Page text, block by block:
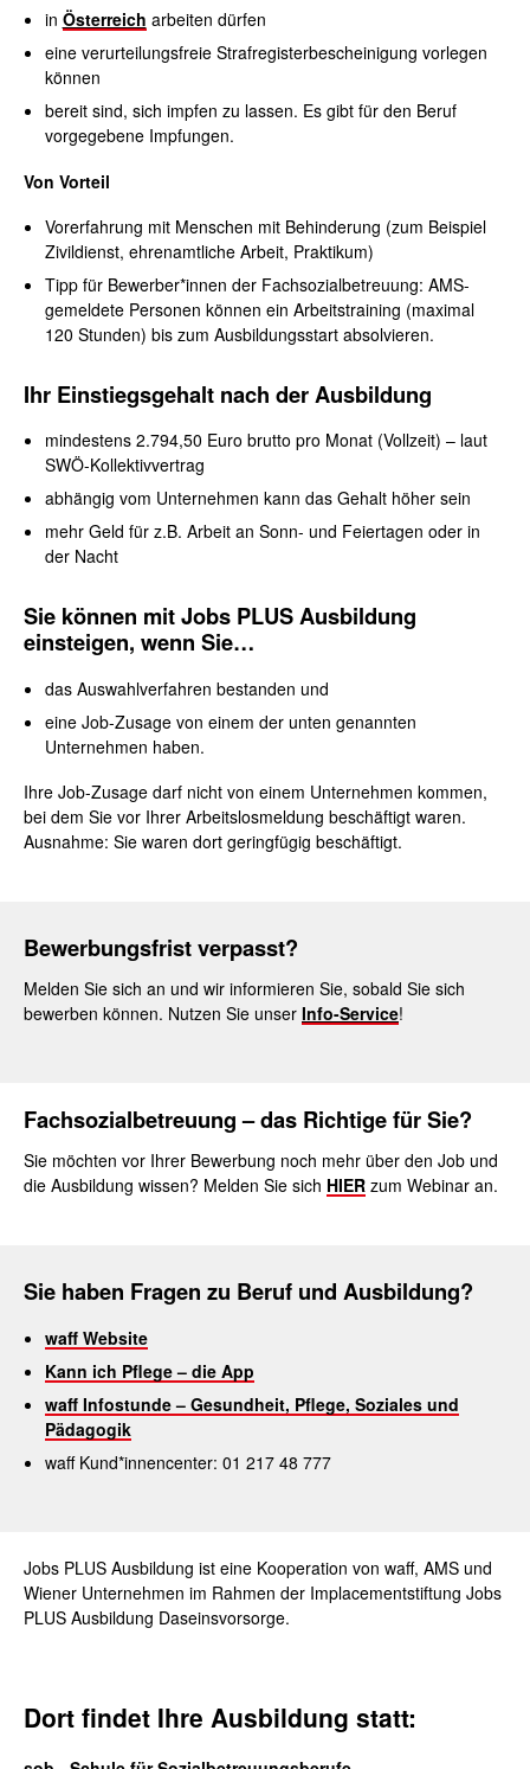
in Österreich arbeiten dürfen
eine verurteilungsfreie Strafregisterbescheinigung vorlegen
können
bereit sind, sich impfen zu lassen. Es gibt für den Beruf
vorgegebene Impfungen.
Von Vorteil
Vorerfahrung mit Menschen mit Behinderung (zum Beispiel
Zivildienst, ehrenamtliche Arbeit, Praktikum)
Tipp für Bewerber*innen der Fachsozialbetreuung: AMS-
gemeldete Personen können ein Arbeitstraining (maximal
120 Stunden) bis zum Ausbildungsstart absolvieren.
Ihr Einstiegsgehalt nach der Ausbildung
mindestens 2.794,50 Euro brutto pro Monat (Vollzeit) – laut
SWÖ-Kollektivvertrag
abhängig vom Unternehmen kann das Gehalt höher sein
mehr Geld für z.B. Arbeit an Sonn- und Feiertagen oder in
der Nacht
Sie können mit Jobs PLUS Ausbildung
einsteigen, wenn Sie…
das Auswahlverfahren bestanden und
eine Job-Zusage von einem der unten genannten
Unternehmen haben.
Ihre Job-Zusage darf nicht von einem Unternehmen kommen,
bei dem Sie vor Ihrer Arbeitslosmeldung beschäftigt waren.
Ausnahme: Sie waren dort geringfügig beschäftigt.
Bewerbungsfrist verpasst?
Melden Sie sich an und wir informieren Sie, sobald Sie sich
bewerben können. Nutzen Sie unser Info-Service!
Fachsozialbetreuung– das Richtige für Sie?
Sie möchten vor Ihrer Bewerbung noch mehr über den Job und
die Ausbildung wissen? Melden Sie sich HIER zum Webinar an.
Sie haben Fragen zu Beruf und Ausbildung?
waff Website
Kann ich Pflege – die App
waff Infostunde – Gesundheit, Pflege, Soziales und
Pädagogik
waff Kund*innen­center: 01 217 48 777
Jobs PLUS Ausbildung ist eine Kooperation von waff, AMS und
Wiener Unternehmen im Rahmen der Implacementstiftung Jobs
PLUS Ausbildung Daseinsvorsorge.
Dort findet Ihre Ausbildung statt: